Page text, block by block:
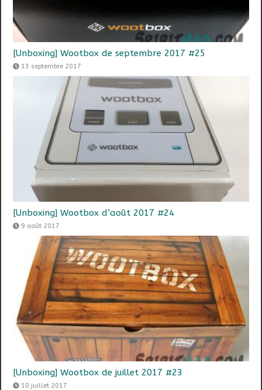
[Unboxing] Wootbox de septembre 2017 #25
13 septembre 2017
[Unboxing] Wootbox d’août 2017 #24
9 août 2017
[Unboxing] Wootbox de juillet 2017 #23
10 juillet 2017